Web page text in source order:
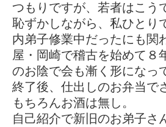
つもりですが、若者はこう
恥ずかしながら、私ひとり
内弟子修業中だったにも関
屋・岡崎で稽古を始めて８
のお陰で会も漸く形になっ
終了後、仕出しのお弁当で
もちろんお酒は無し。
自己紹介で新旧のお弟子さ